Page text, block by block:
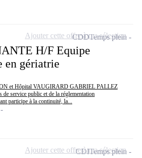
H/F Equipe
en gériatrie
et Hôpital VAUGIRARD GABRIEL PALLEZ
de service public et de la réglementation
participe à la continuité, la...
CDDTemps plein
Ajouter cette offre à ma sélection
CDITemps plein
Ajouter cette offre à ma sélection